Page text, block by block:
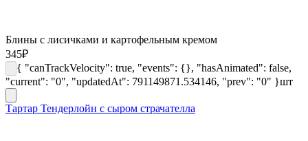
Блины с лисичками и картофельным кремом
345₽
{ "canTrackVelocity": true, "events": {}, "hasAnimated": false,
"current": "0", "updatedAt": 791149871.534146, "prev": "0" }шт
Тартар Тендерлойн с сыром страчателла